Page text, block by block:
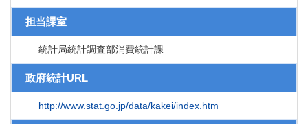
担当課室
統計局統計調査部消費統計課
政府統計URL
http://www.stat.go.jp/data/kakei/index.htm